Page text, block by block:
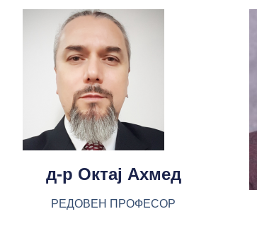
д-р Октај Ахмед
РЕДОВЕН ПРОФЕСОР